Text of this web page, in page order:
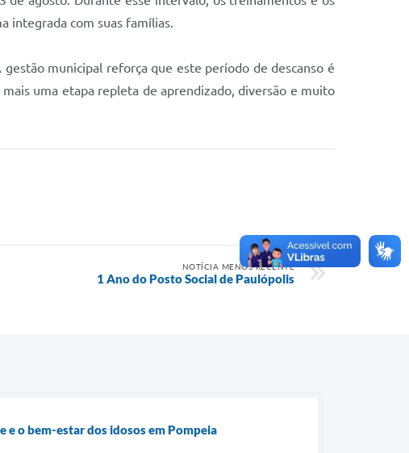
integrada com suas famílias.
municipal reforça que este período de descanso é
uma etapa repleta de aprendizado, diversão e muito
NOTÍCIA MENOS RECENTE
1 Ano do Posto Social de Paulópolis
e o bem-estar dos idosos em Pompeia